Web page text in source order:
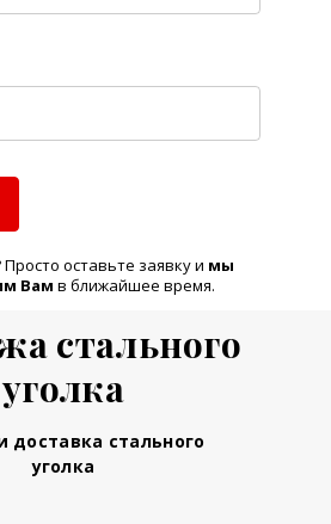
оставьте заявку и мы
Вам в ближайшее время.
стального
уголка
доставка стального
уголка